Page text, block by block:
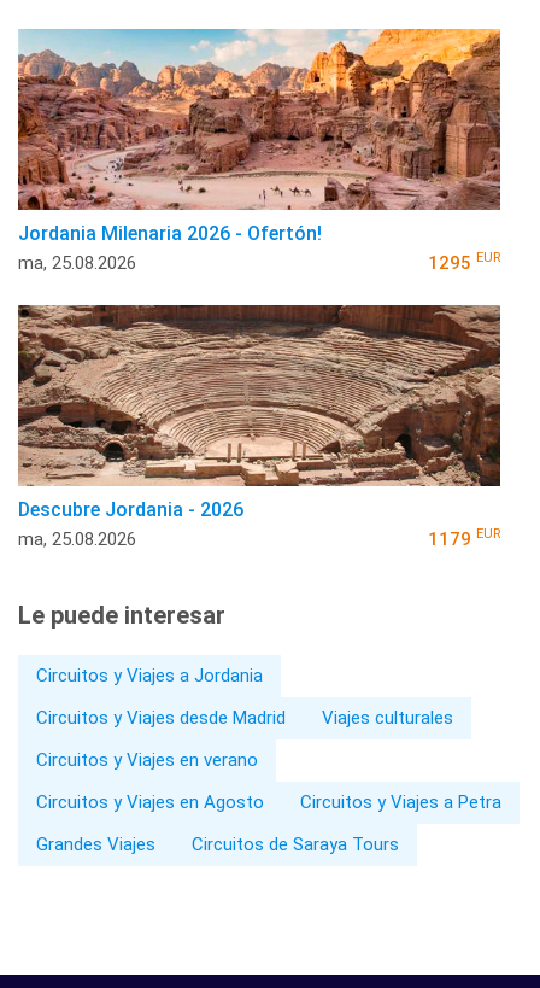
Jordania Milenaria 2026 - Ofertón!
ma, 25.08.2026 1295 EUR
Descubre Jordania - 2026
ma, 25.08.2026 1179 EUR
Le puede interesar
Circuitos y Viajes a Jordania
Circuitos y Viajes desde Madrid
Viajes culturales
Circuitos y Viajes en verano
Circuitos y Viajes en Agosto
Circuitos y Viajes a Petra
Grandes Viajes
Circuitos de Saraya Tours